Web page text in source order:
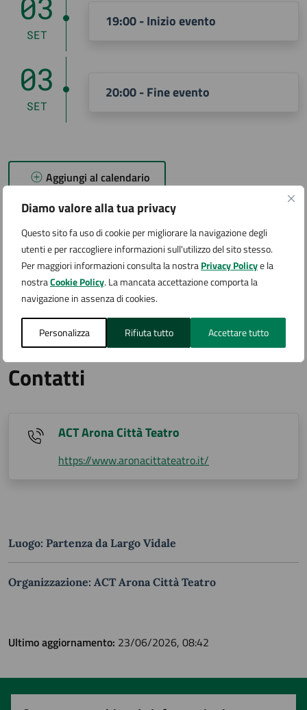
Diamo valore alla tua privacy
Questo sito fa uso di cookie per migliorare la navigazione degli
utenti e per raccogliere informazioni sull'utilizzo del sito stesso.
Per maggiori informazioni consulta la nostraPrivacy Policye la
nostraCookie Policy. La mancata accettazione comporta la
navigazione in assenza di cookies.
Personalizza Rifiuta tutto Accettare tutto
SET
19:00 - Inizio evento
03
SET
20:00 - Fine evento
Aggiungi al calendario
Costi
Ingresso gratuito
Contatti
ACT Arona Città Teatro
https://www.aronacittateatro.it/
Luogo: Partenza da Largo Vidale
Organizzazione: ACT Arona Città Teatro
Ultimo aggiornamento: 23/06/2026, 08:42